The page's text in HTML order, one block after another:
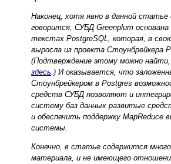
Наконец, хотя явно в данной
говорится, СУБД Greenplum
текстах PostgreSQL, которая, в
выросла из проекта Стоунбрейкера
(Подтверждение этому можно найти,
здесь.) И оказывается, что
Стоунбрейкером в Postgres
средств СУБД позволяют и
систему баз данных развитые
и обеспечить поддержку MapReduce
системы.
Конечно, в статье содержится
материала, и не имеющего